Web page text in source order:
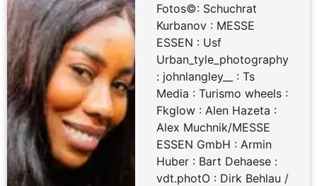
Fotos©: Schuchrat
Kurbanov : MESSE
ESSEN : Usf
Urban_tyle_photography
: johnlangley__ : Ts
Media : Turismo wheels :
Fkglow : Alen Hazeta :
Alex Muchnik/MESSE
ESSEN GmbH : Armin
Huber : Bart Dehaese :
vdt.photO : Dirk Behlau /